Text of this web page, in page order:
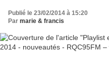
Publié le 23/02/2014 à 15:20
Par marie & francis